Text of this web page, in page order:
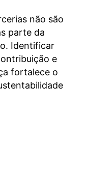
não são
parte da
Identificar
e
fortalece o